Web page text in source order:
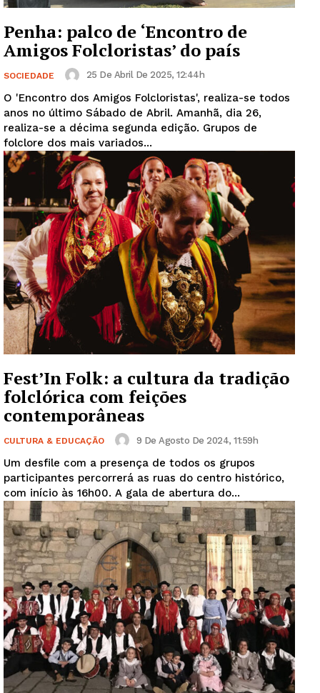
Guimarães, agora!
Penha: palco de ‘Encontro de
Amigos Folcloristas’ do país
SOCIEDADE 25 De Abril De 2025, 12:44h
O 'Encontro dos Amigos Folcloristas', realiza-se todos
anos no último Sábado de Abril. Amanhã, dia 26,
realiza-se a décima segunda edição. Grupos de
folclore dos mais variados...
Fest’In Folk: a cultura da tradição
folclórica com feições
contemporâneas
CULTURA & EDUCAÇÃO 9 De Agosto De 2024, 11:59h
Um desfile com a presença de todos os grupos
participantes percorrerá as ruas do centro histórico,
com início às 16h00. A gala de abertura do...